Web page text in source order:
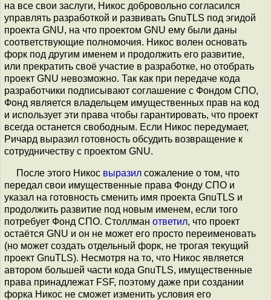
на все свои заслуги, Никос добровольно согласился
управлять разработкой и развивать GnuTLS под эгидой
проекта GNU, на что проектом GNU ему были даны
соответствующие полномочия. Никос волен основать
форк под другим именем и продолжить его развитие,
или прекратить своё участие в разработке, но отобрать
проект GNU невозможно. Так как при передаче кода
разработчики подписывают соглашение с Фондом СПО,
Фонд является владельцем имущественных прав на код
и использует эти права чтобы гарантировать, что проект
всегда останется свободным. Если Никос передумает,
Ричард выразил готовность обсудить возвращение к
сотрудничеству с проектом GNU.
После этого Никос выразил сожаление о том, что
передал свои имущественные права Фонду СПО и
указал на готовность сменить имя проекта GnuTLS и
продолжить развитие под новым именем, если того
потребует Фонд СПО. Столлман ответил, что проект
остаётся GNU и он не может его просто переименовать
(но может создать отдельный форк, не трогая текущий
проект GnuTLS). Несмотря на то, что Никос является
автором большей части кода GnuTLS, имущественные
права принадлежат FSF, поэтому даже при создании
форка Никос не сможет изменить условия его